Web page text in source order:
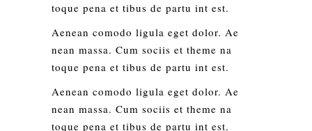
toque pena et tibus de partu int est.
Aenean comodo ligula eget dolor. Ae
nean massa. Cum sociis et theme na
toque pena et tibus de partu int est.
Aenean comodo ligula eget dolor. Ae
nean massa. Cum sociis et theme na
toque pena et tibus de partu int est.